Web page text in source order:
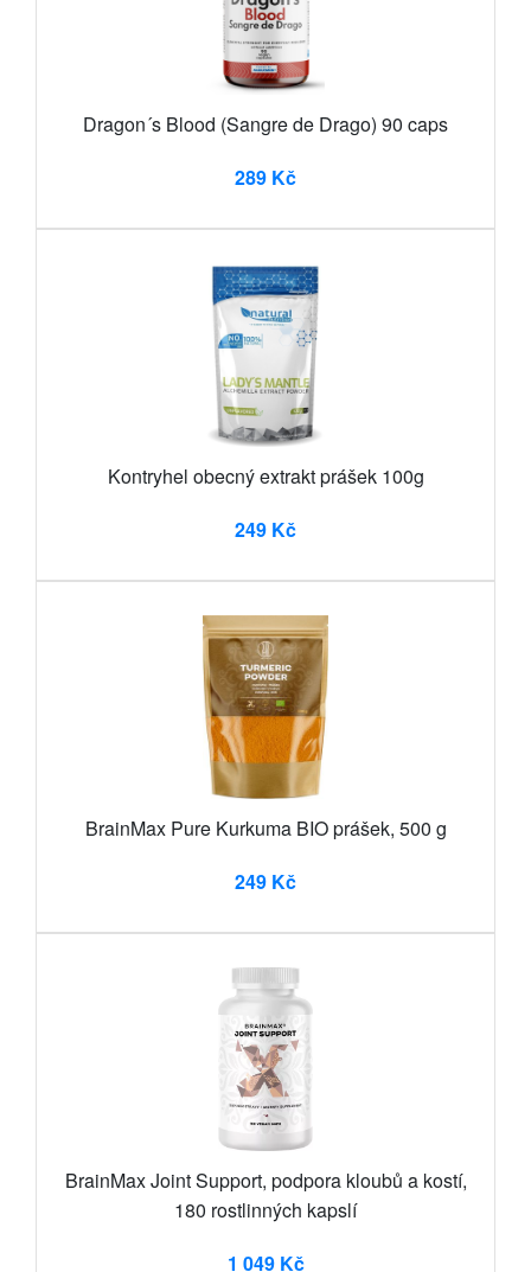
Dragon´s Blood (Sangre de Drago) 90 caps
289 Kč
Kontryhel obecný extrakt prášek 100g
249 Kč
BrainMax Pure Kurkuma BIO prášek, 500 g
249 Kč
BrainMax Joint Support, podpora kloubů a kostí,
180 rostlinných kapslí
1 049 Kč